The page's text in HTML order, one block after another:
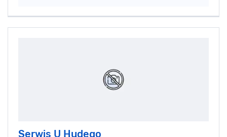
Serwis U Hudego